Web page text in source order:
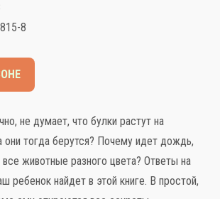
Полезный досуг
Карта
8
не думает, что булки растут на
они тогда берутся? Почему идет дождь,
все животные разного цвета? Ответы на
ребенок найдет в этой книге. В простой,